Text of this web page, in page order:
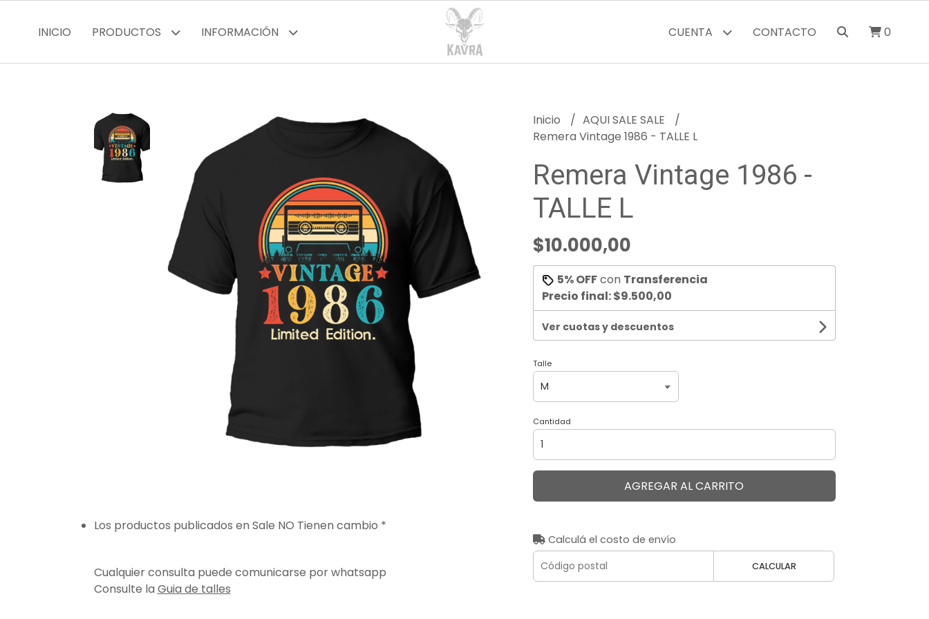
INICIO PRODUCTOS INFORMACIÓN CUENTA CONTACTO 0
Los productos publicados en Sale NO Tienen cambio *
Cualquier consulta puede comunicarse por whatsapp
Consulte la Guia de talles
Inicio
AQUI SALE SALE
Remera Vintage 1986 - TALLE L
Remera Vintage 1986 -
TALLE L
$10.000,00
5% OFFcon Transferencia
Precio final:$9.500,00
Ver cuotas y descuentos
Talle
Cantidad
AGREGAR AL CARRITO
Calculá el costo de envío
CALCULAR